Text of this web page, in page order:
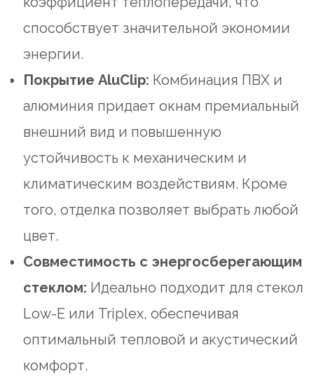
способствует значительной экономии
энергии.
Покрытие AluClip: Комбинация ПВХ и
алюминия придает окнам премиальный
внешний вид и повышенную
устойчивость к механическим и
климатическим воздействиям. Кроме
того, отделка позволяет выбрать любой
цвет.
Совместимость с энергосберегающим
стеклом: Идеально подходит для стекол
Low-E или Triplex, обеспечивая
оптимальный тепловой и акустический
комфорт.